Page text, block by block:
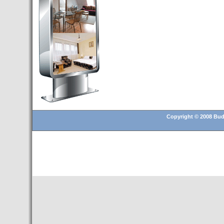
Budapest’.
- Hoteles en BUDAPEST:
Resultados octubre de 2016,
subida del 15% ocupación y
del 25,6% en el RevPar
- Nuevo Hotel en Budapest
bajo la marca Exe Hotusa
BUDAPEST
Copyright © 2008